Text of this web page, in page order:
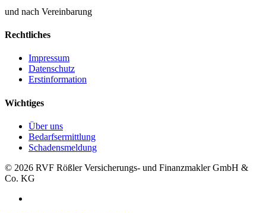
und nach Vereinbarung
Rechtliches
Impressum
Datenschutz
Erstinformation
Wichtiges
Über uns
Bedarfsermittlung
Schadensmeldung
© 2026 RVF Rößler Versicherungs- und Finanzmakler GmbH &
Co. KG